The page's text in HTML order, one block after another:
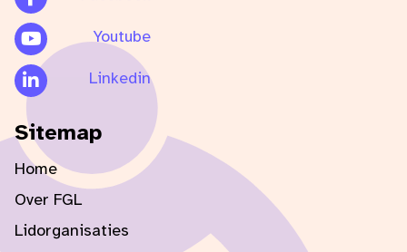
Sitemap
Home
Over FGL
Lidorganisaties
Youtube
Linkedin